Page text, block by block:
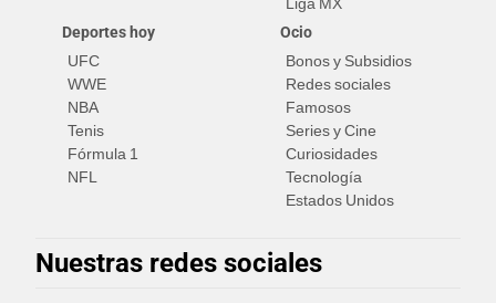
Deportes hoy
UFC
WWE
NBA
Tenis
Fórmula 1
NFL
Ocio
Bonos y Subsidios
Redes sociales
Famosos
Series y Cine
Curiosidades
Tecnología
Estados Unidos
Nuestras redes sociales